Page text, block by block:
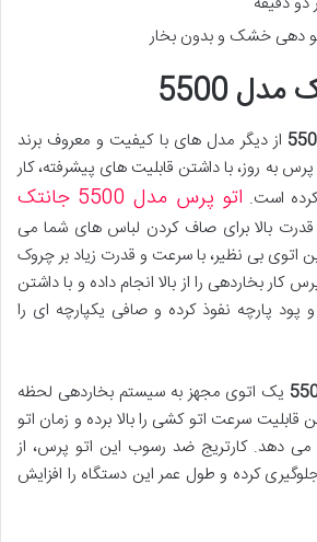
دهی خشک و بدون بخار
5500
از دیگر مدل های با کیفیت و معروف برند
به روز، با داشتن قابلیت های پیشرفته، کار
است. اتو پرس مدل 5500 جانتک
وات با قدرت بالا برای صاف کردن لباس های شما می
کیلویی این اتوی بی نظیر، با سرعت و قدرت زیاد بر چروک
کار بخاردهی را از بالا انجام داده و با داشتن
و پود پارچه نفوذ کرده و صافی یکپارچه ای را
یک اتوی مجهز به سیستم بخاردهی لحظه
سرعت اتو کشی را بالا برده و زمان اتو
دهد. کارتریج ضد رسوب این اتو پرس، از
کرده و طول عمر این دستگاه را افزایش